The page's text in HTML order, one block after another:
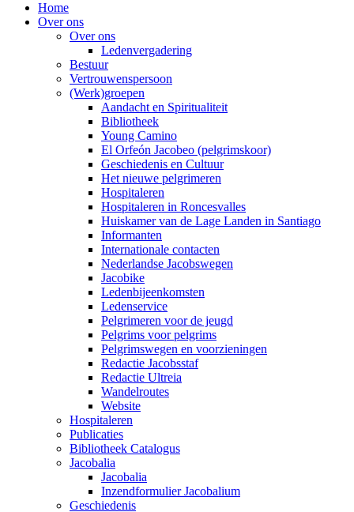
Home
Over ons
Over ons
Ledenvergadering
Bestuur
Vertrouwenspersoon
(Werk)groepen
Aandacht en Spiritualiteit
Bibliotheek
Young Camino
El Orfeón Jacobeo (pelgrimskoor)
Geschiedenis en Cultuur
Het nieuwe pelgrimeren
Hospitaleren
Hospitaleren in Roncesvalles
Huiskamer van de Lage Landen in Santiago
Informanten
Internationale contacten
Nederlandse Jacobswegen
Jacobike
Ledenbijeenkomsten
Ledenservice
Pelgrimeren voor de jeugd
Pelgrims voor pelgrims
Pelgrimswegen en voorzieningen
Redactie Jacobsstaf
Redactie Ultreia
Wandelroutes
Website
Hospitaleren
Publicaties
Bibliotheek Catalogus
Jacobalia
Jacobalia
Inzendformulier Jacobalium
Geschiedenis